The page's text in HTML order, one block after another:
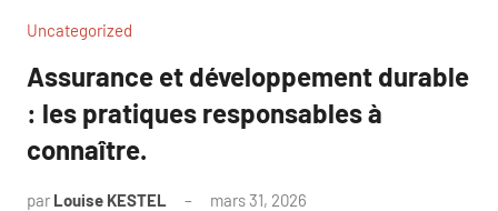
Uncategorized
Assurance et développement durable
: les pratiques responsables à
connaître.
par Louise KESTEL mars 31, 2026